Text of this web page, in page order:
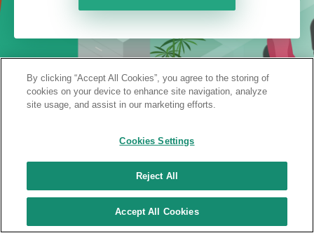
Copyright © 1995 -2026GC All rights reserved.
By clicking “Accept All Cookies”, you agree to the storing of
cookies on your device to enhance site navigation, analyze
site usage, and assist in our marketing efforts.
Cookies Settings
Reject All
Accept All Cookies